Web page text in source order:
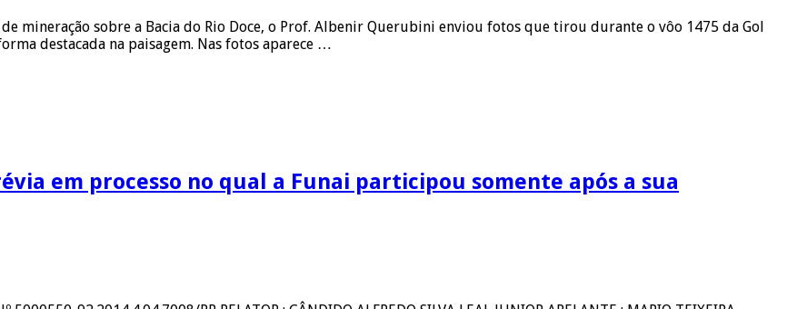
mineração sobre a Bacia do Rio Doce, o Prof. Albenir Querubini enviou fotos que tirou durante o vôo 1475 da Gol
destacada na paisagem. Nas fotos aparece …
em processo no qual a Funai participou somente após a sua